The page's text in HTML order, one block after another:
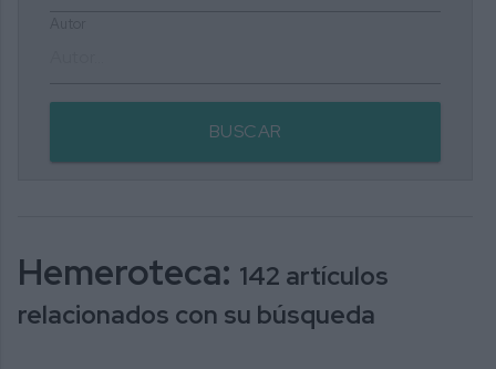
BUSCAR
Hemeroteca: 142 artículos
relacionados con su búsqueda